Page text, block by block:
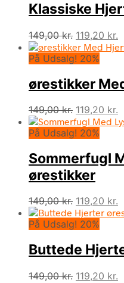
Klassiske
149,00kr. Den
pris
149,00 kr..
119,20 kr.
På Udsalg! 20%
ørestikker
149,00kr. Den
pris
149,00 kr..
119,20 kr.
På Udsalg! 20%
Sommerfugl
ørestikker
149,00kr. Den
pris
149,00 kr..
119,20 kr.
På Udsalg! 20%
Buttede
149,00kr. Den
119,20 kr.